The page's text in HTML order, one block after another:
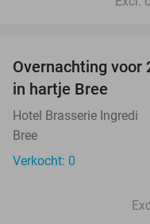
TODAY
Overnachting voor
in hartje Bree
Hotel Brasserie Ingredi
Bree
Verkocht: 0